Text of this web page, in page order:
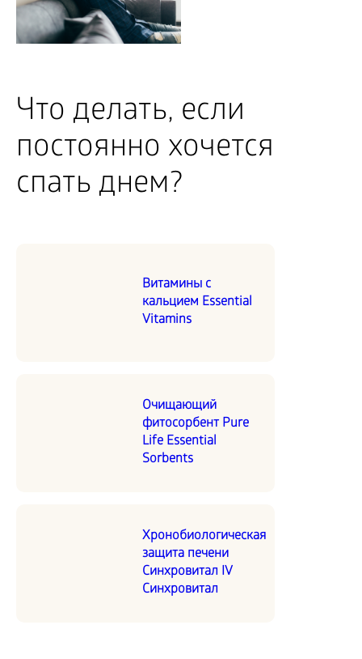
Что делать, если
постоянно хочется
спать днем?
Витамины с
кальцием Essential
Vitamins
Очищающий
фитосорбент Pure
Life Essential
Sorbents
Хронобиологическая
защита печени
Синхровитал IV
Синхровитал